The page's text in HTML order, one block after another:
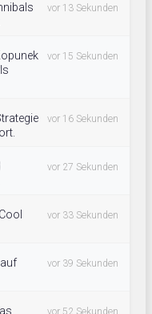
vor 13 Sekunden
vor 15 Sekunden
vor 16 Sekunden
vor 27 Sekunden
vor 33 Sekunden
vor 39 Sekunden
vor 52 Sekunden